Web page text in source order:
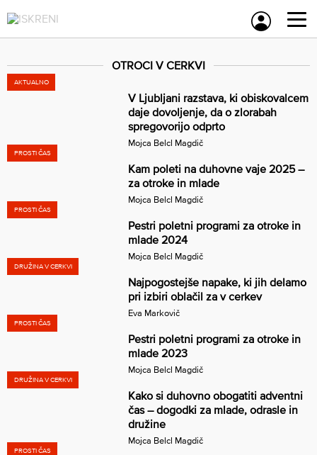
to
content
OTROCI V CERKVI
AKTUALNO
V Ljubljani razstava, ki obiskovalcem
daje dovoljenje, da o zlorabah
spregovorijo odprto
Mojca Belcl Magdič
PROSTI ČAS
Kam poleti na duhovne vaje 2025 –
za otroke in mlade
Mojca Belcl Magdič
PROSTI ČAS
Pestri poletni programi za otroke in
mlade 2024
Mojca Belcl Magdič
DRUŽINA V CERKVI
Najpogostejše napake, ki jih delamo
pri izbiri oblačil za v cerkev
Eva Markovič
PROSTI ČAS
Pestri poletni programi za otroke in
mlade 2023
Mojca Belcl Magdič
DRUŽINA V CERKVI
Kako si duhovno obogatiti adventni
čas – dogodki za mlade, odrasle in
družine
Mojca Belcl Magdič
PROSTI ČAS